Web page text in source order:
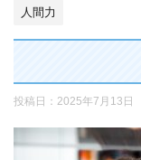
人間力
投稿日： 2025年7月13日